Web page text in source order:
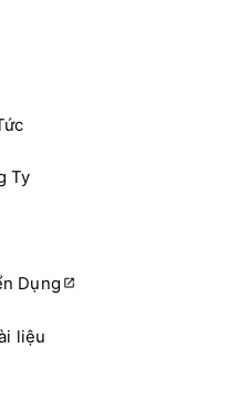
Ty
Dụng
liệu